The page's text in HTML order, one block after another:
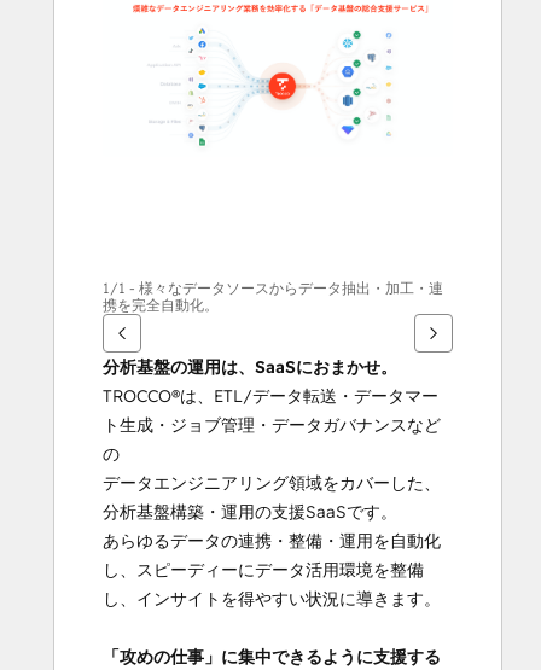
1/1 - 様々なデータソースからデータ抽出・加工・連
携を完全自動化。
分析基盤の運用は、SaaSにおまかせ。
TROCCO®は、ETL/データ転送・データマー
ト生成・ジョブ管理・データガバナンスなど
の
データエンジニアリング領域をカバーした、
分析基盤構築・運用の支援SaaSです。
あらゆるデータの連携・整備・運用を自動化
し、スピーディーにデータ活用環境を整備
し、インサイトを得やすい状況に導きます。
「攻めの仕事」に集中できるように支援する